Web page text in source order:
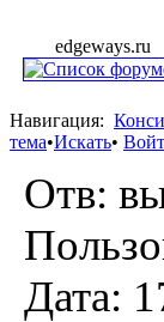
edgeways.ru
Навигация:
тема•Искать•
Отв:
Дата: